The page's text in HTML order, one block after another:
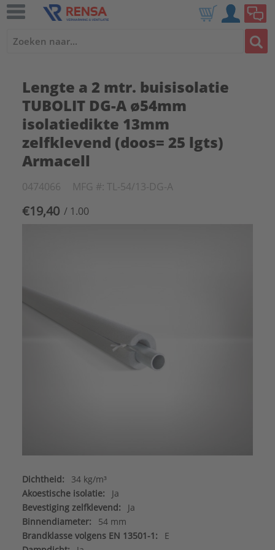
Lengte a 2 mtr. buisisolatie
TUBOLIT DG-A ø54mm
isolatiedikte 13mm
zelfklevend (doos= 25 lgts)
Armacell
0474066 MFG #: TL-54/13-DG-A
€19,40 / 1.00
Dichtheid:
34 kg/m³
Akoestische isolatie:
Ja
Bevestiging zelfklevend:
Ja
Binnendiameter:
54 mm
Brandklasse volgens EN 13501-1:
E